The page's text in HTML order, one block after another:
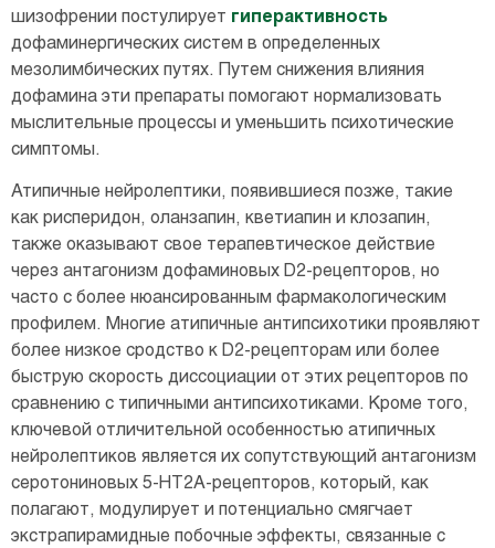
шизофрении постулирует гиперактивность
дофаминергических систем в определенных
мезолимбических путях. Путем снижения влияния
дофамина эти препараты помогают нормализовать
мыслительные процессы и уменьшить психотические
симптомы.
Атипичные нейролептики, появившиеся позже, такие
как рисперидон, оланзапин, кветиапин и клозапин,
также оказывают свое терапевтическое действие
через антагонизм дофаминовых D2-рецепторов, но
часто с более нюансированным фармакологическим
профилем. Многие атипичные антипсихотики проявляют
более низкое сродство к D2-рецепторам или более
быструю скорость диссоциации от этих рецепторов по
сравнению с типичными антипсихотиками. Кроме того,
ключевой отличительной особенностью атипичных
нейролептиков является их сопутствующий антагонизм
серотониновых 5-HT2A-рецепторов, который, как
полагают, модулирует и потенциально смягчает
экстрапирамидные побочные эффекты, связанные с